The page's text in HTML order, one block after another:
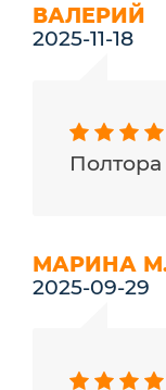
ВАЛЕРИЙ
2025-11-18
МАРИНА
2025-09-29